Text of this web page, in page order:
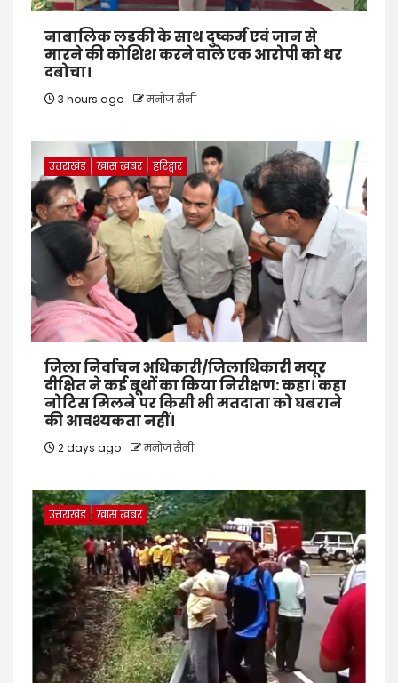
नाबालिक लडकी के साथ दुष्कर्म एवं जान से
मारने की कोशिश करने वाले एक आरोपी को धर
दबोचा।
3 hours ago मनोज सैनी
उत्तराखंड खास खबर हरिद्वार
जिला निर्वाचन अधिकारी/जिलाधिकारी मयूर
दीक्षित ने कई बूथों का किया निरीक्षण: कहा। कहा
नोटिस मिलने पर किसी भी मतदाता को घबराने
की आवश्यकता नहीं।
2 days ago मनोज सैनी
उत्तराखंड खास खबर